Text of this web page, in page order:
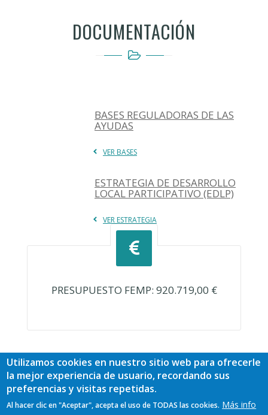
DOCUMENTACIÓN
BASES REGULADORAS DE LAS
AYUDAS
VER BASES
ESTRATEGIA DE DESARROLLO
LOCAL PARTICIPATIVO (EDLP)
VER ESTRATEGIA
PRESUPUESTO FEMP: 920.719,00 €
Utilizamos cookies en nuestro sitio web para ofrecerle
la mejor experiencia de usuario, recordando sus
preferencias y visitas repetidas.
Al hacer clic en "Aceptar", acepta el uso de TODAS las cookies. Más info